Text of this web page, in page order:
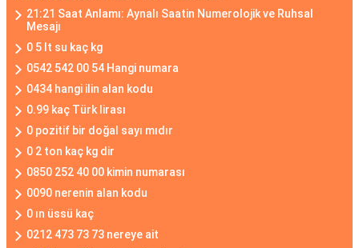
21:21 Saat Anlamı: Aynalı Saatin Numerolojik ve Ruhsal
Mesajı
0 5 lt su kaç kg
0542 542 00 54 Hangi numara
0434 hangi ilin alan kodu
0.99 kaç Türk lirası
0 pozitif bir doğal sayı mıdır
0 2 ton kaç kg dir
0850 252 40 00 kimin numarası
0090 nerenin alan kodu
0 ın üssü kaç
0212 473 73 73 nereye ait